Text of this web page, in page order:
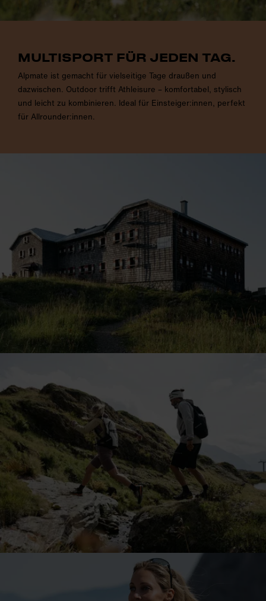
MULTISPORT FÜR JEDEN TAG.
Alpmate ist gemacht für vielseitige Tage draußen und
dazwischen. Outdoor trifft Athleisure – komfortabel, stylisch
und leicht zu kombinieren. Ideal für Einsteiger:innen, perfekt
für Allrounder:innen.